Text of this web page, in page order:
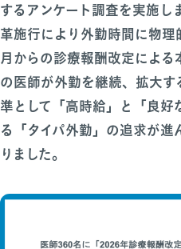
ナビリティ
種一覧
境
シーポリシー
ュリティに関する方針
リシー
ンスの皆様へ
するアンケート調査を実施し
革施行により外勤時間に物理
月からの診療報酬改定による
の医師が外勤を継続、拡大
準として「高時給」と「良
る「タイパ外勤」の追求が進
りました。